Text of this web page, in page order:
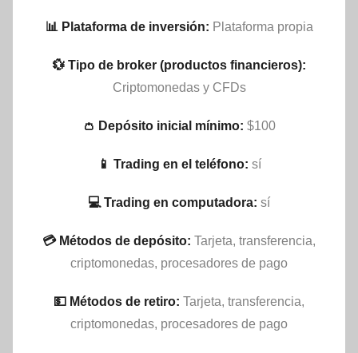
📊 Plataforma de inversión: Plataforma propia
💱 Tipo de broker (productos financieros):
Criptomonedas y CFDs
👛 Depósito inicial mínimo: $100
📱 Trading en el teléfono: sí
💻 Trading en computadora: sí
💳 Métodos de depósito: Tarjeta, transferencia,
criptomonedas, procesadores de pago
💵​ Métodos de retiro: Tarjeta, transferencia,
criptomonedas, procesadores de pago